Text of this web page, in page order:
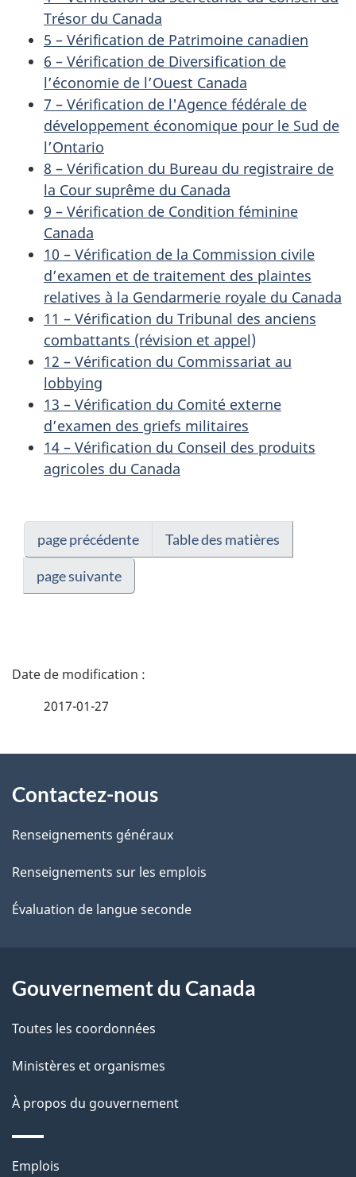
Trésor du Canada
5 – Vérification de Patrimoine canadien
6 – Vérification de Diversification de
l’économie de l’Ouest Canada
7 – Vérification de l'Agence fédérale de
développement économique pour le Sud de
l’Ontario
8 – Vérification du Bureau du registraire de
la Cour suprême du Canada
9 – Vérification de Condition féminine
Canada
10 – Vérification de la Commission civile
d’examen et de traitement des plaintes
relatives à la Gendarmerie royale du Canada
11 – Vérification du Tribunal des anciens
combattants (révision et appel)
12 – Vérification du Commissariat au
lobbying
13 – Vérification du Comité externe
d’examen des griefs militaires
14 – Vérification du Conseil des produits
agricoles du Canada
page précédente Table des matières
page suivante
D
i
l
s
d
l
p
a
g
e
2017-01-27
propos
de
ce
site
Contactez-nous
Renseignements généraux
Renseignements sur les emplois
Évaluation de langue seconde
Gouvernement du Canada
Toutes les coordonnées
Ministères et organismes
À propos du gouvernement
Thèmes
Emplois